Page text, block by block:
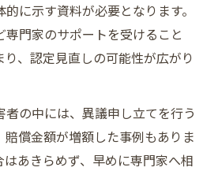
に示す資料が必要となります。
門家のサポートを受けること
、認定見直しの可能性が広がり
の中には、異議申し立てを行う
賠償金額が増額した事例もありま
あきらめず、早めに専門家へ相